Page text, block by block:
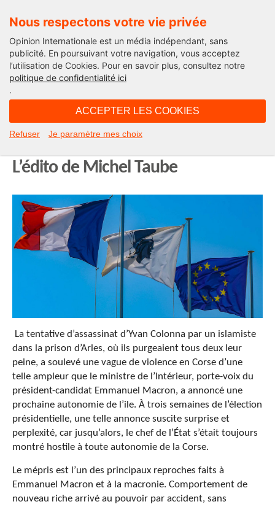
Nous respectons votre vie privée
Opinion Internationale est un média indépendant, sans
publicité. En poursuivant votre navigation, vous acceptez
l’utilisation de Cookies. Pour en savoir plus, consultez notre
politique de confidentialité ici
.
ACCEPTER LES COOKIES
Refuser Je paramètre mes choix
Edito
La Corse ne sera pas le laboratoire
L’édito de Michel Taube
La tentative d’assassinat d’Yvan Colonna par un islamiste
dans la prison d’Arles, où ils purgeaient tous deux leur
peine, a soulevé une vague de violence en Corse d’une
telle ampleur que le ministre de l’Intérieur, porte-voix du
président-candidat Emmanuel Macron, a annoncé une
prochaine autonomie de l’ile. À trois semaines de l’élection
présidentielle, une telle annonce suscite surprise et
perplexité, car jusqu’alors, le chef de l’État s’était toujours
montré hostile à toute autonomie de la Corse.
Le mépris est l’un des principaux reproches faits à
Emmanuel Macron et à la macronie. Comportement de
nouveau riche arrivé au pouvoir par accident, sans